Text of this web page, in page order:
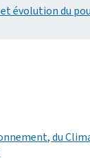
évolution du
du